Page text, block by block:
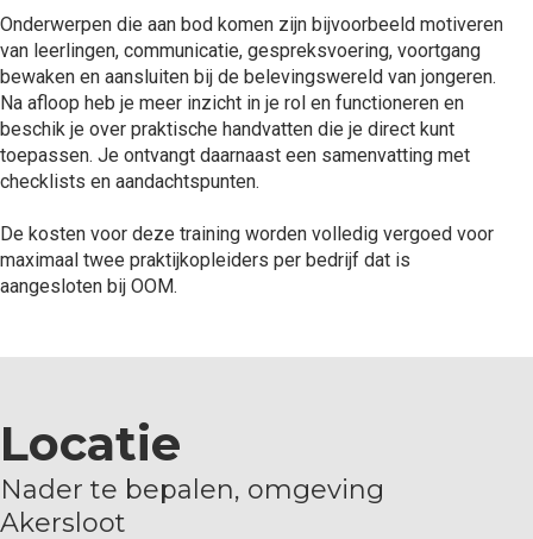
Onderwerpen die aan bod komen zijn bijvoorbeeld motiveren
van leerlingen, communicatie, gespreksvoering, voortgang
bewaken en aansluiten bij de belevingswereld van jongeren.
Na afloop heb je meer inzicht in je rol en functioneren en
beschik je over praktische handvatten die je direct kunt
toepassen. Je ontvangt daarnaast een samenvatting met
checklists en aandachtspunten.
De kosten voor deze training worden volledig vergoed voor
maximaal twee praktijkopleiders per bedrijf dat is
aangesloten bij OOM.
Locatie
Nader te bepalen, omgeving
Akersloot